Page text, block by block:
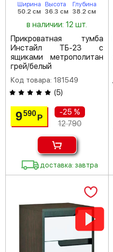
Ширина
50.2 см
Высота
36.3 см
Глубина
38.2 см
в наличии: 12 шт.
Прикроватная тумба
Инстайл ТБ-23 с
ящиками метрополитан
грей/белый
Код товара: 181549
(5)
9590Р
-25 %
12 790
доставка: завтра